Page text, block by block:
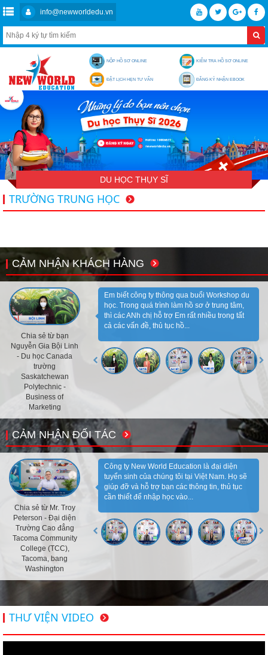
info@newworldedu.vn
NỘP HỒ SƠ ONLINE KIỂM TRA HỒ SƠ ONLINE
ĐẶT LỊCH HẸN TƯ VẤN ĐĂNG KÝ NHẬN EBOOK
DU HỌC THỤY SĨ
TRƯỜNG TRUNG HỌC
CẢM NHẬN KHÁCH HÀNG
Chia sẻ từ bạn
Nguyễn Gia Bội Linh
- Du học Canada
trường
Saskatchewan
Polytechnic -
Business of
Marketing
Em biết công ty thông qua buổi Workshop du
học. Trong quá trình làm hồ sơ ở trung tâm,
thì các ANh chị hỗ trợ Em rất nhiều trong tất
cả các vấn đề, thủ tục hồ...
CẢM NHẬN ĐỐI TÁC
Chia sẻ từ Mr. Troy
Peterson - Đại diện
Trường Cao đẳng
Tacoma Community
College (TCC),
Tacoma, bang
Washington
Công ty New World Education là đại diện
tuyển sinh của chúng tôi tại Việt Nam. Họ sẽ
giúp đỡ và hỗ trợ bạn các thông tin, thủ tục
cần thiết để nhập học vào...
THƯ VIỆN VIDEO